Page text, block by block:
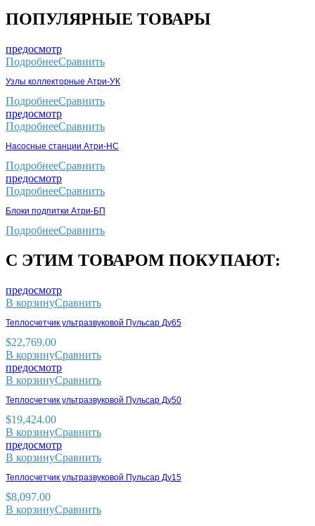
ПОПУЛЯРНЫЕ ТОВАРЫ
предосмотр
ПодробнееСравнить
Узлы коллекторные Атри-УК
ПодробнееСравнить
предосмотр
ПодробнееСравнить
Насосные станции Атри-НС
ПодробнееСравнить
предосмотр
ПодробнееСравнить
Блоки подпитки Атри-БП
ПодробнееСравнить
С ЭТИМ ТОВАРОМ ПОКУПАЮТ:
предосмотр
В корзинуСравнить
Теплосчетчик ультразвуковой Пульсар Ду65
$22,769.00
В корзинуСравнить
предосмотр
В корзинуСравнить
Теплосчетчик ультразвуковой Пульсар Ду50
$19,424.00
В корзинуСравнить
предосмотр
В корзинуСравнить
Теплосчетчик ультразвуковой Пульсар Ду15
$8,097.00
В корзинуСравнить